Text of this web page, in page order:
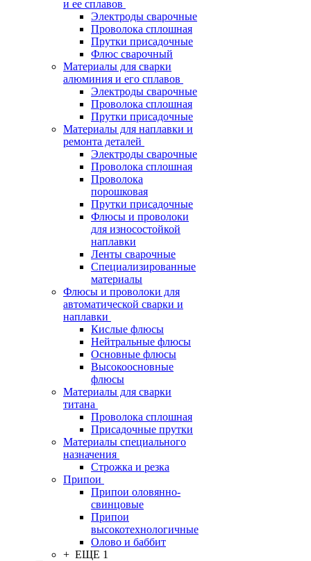
и ее сплавов
Электроды сварочные
Проволока сплошная
Прутки присадочные
Флюс сварочный
Материалы для сварки
алюминия и его сплавов
Электроды сварочные
Проволока сплошная
Прутки присадочные
Материалы для наплавки и
ремонта деталей
Электроды сварочные
Проволока сплошная
Проволока
порошковая
Прутки присадочные
Флюсы и проволоки
для износостойкой
наплавки
Ленты сварочные
Специализированные
материалы
Флюсы и проволоки для
автоматической сварки и
наплавки
Кислые флюсы
Нейтральные флюсы
Основные флюсы
Высокоосновные
флюсы
Материалы для сварки
титана
Проволока сплошная
Присадочные прутки
Материалы специального
назначения
Строжка и резка
Припои
Припои оловянно-
свинцовые
Припои
высокотехнологичные
Олово и баббит
+ ЕЩЕ 1